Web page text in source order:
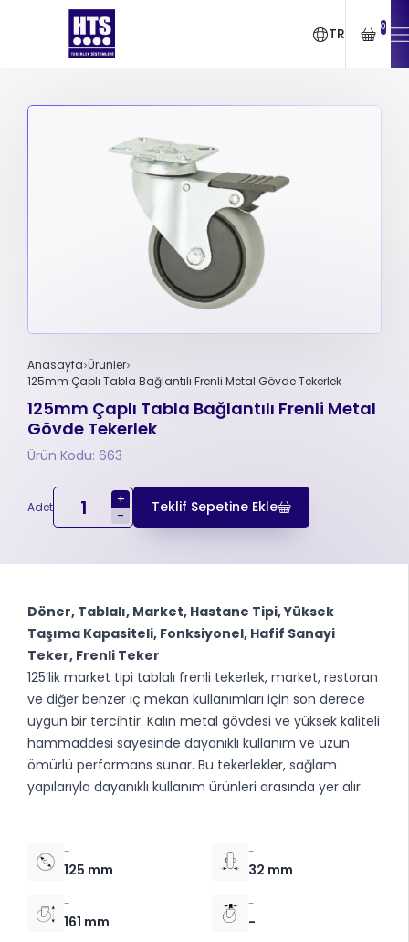
TR 0
Anasayfa Ürünler
125mm Çaplı Tabla Bağlantılı Frenli Metal Gövde Tekerlek
125mm Çaplı Tabla Bağlantılı Frenli Metal
Gövde Tekerlek
Ürün Kodu: 663
Adet
+
-
Teklif Sepetine Ekle
Döner, Tablalı, Market, Hastane Tipi, Yüksek
Taşıma Kapasiteli, Fonksiyonel, Hafif Sanayi
Teker, Frenli Teker
125’lik market tipi tablalı frenli tekerlek, market, restoran
ve diğer benzer iç mekan kullanımları için son derece
uygun bir tercihtir. Kalın metal gövdesi ve yüksek kaliteli
hammaddesi sayesinde dayanıklı kullanım ve uzun
ömürlü performans sunar. Bu tekerlekler, sağlam
yapılarıyla dayanıklı kullanım ürünleri arasında yer alır.
-
125 mm
-
32 mm
-
161 mm
-
-